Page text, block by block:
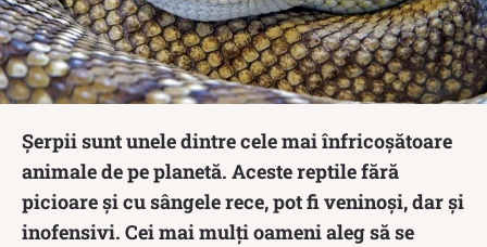
Șerpii sunt unele dintre cele mai înfricoșătoare
animale de pe planetă. Aceste reptile fără
picioare și cu sângele rece, pot fi veninoși, dar și
inofensivi. Cei mai mulți oameni aleg să se